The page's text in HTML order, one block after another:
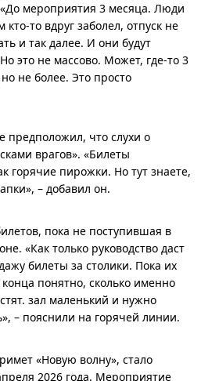
«До мероприятия 3 месяца. Люди
то вдруг заболел, отпуск не
и так далее. И они будут
это не массово. Может, где-то 3
не более. Это просто
предположил, что слухи о
врагов». «Билеты
горячие пирожки. Но тут знаете,
– добавил он.
пока не поступившая в
«Как только руководство даст
билеты за столики. Пока их
понятно, сколько именно
зал маленький и нужно
– пояснили на горячей линии.
«Новую волну», стало
2026 года. Мероприятие